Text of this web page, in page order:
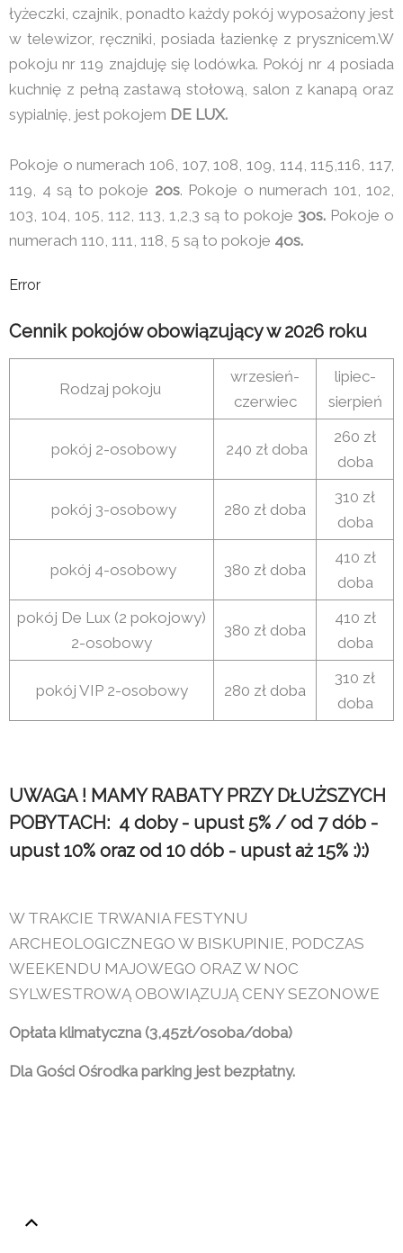
łyżeczki, czajnik, ponadto każdy pokój wyposażony jest
w telewizor, ręczniki, posiada łazienkę z prysznicem.W
pokoju nr 119 znajduję się lodówka. Pokój nr 4 posiada
kuchnię z pełną zastawą stołową, salon z kanapą oraz
sypialnię, jest pokojem DE LUX.
Pokoje o numerach 106, 107, 108, 109, 114, 115,116, 117,
119, 4 są to pokoje 2os. Pokoje o numerach 101, 102,
103, 104, 105, 112, 113, 1,2,3 są to pokoje 3os. Pokoje o
numerach 110, 111, 118, 5 są to pokoje 4os.
Error
Cennik pokojów obowiązujący w 2026 roku
Rodzaj pokoju
wrzesień-
czerwiec
lipiec-
sierpień
pokój 2-osobowy 240 zł doba
260 zł
doba
pokój 3-osobowy 280 zł doba
310 zł
doba
pokój 4-osobowy 380 zł doba
410 zł
doba
pokój De Lux (2 pokojowy)
2-osobowy
380 zł doba
410 zł
doba
pokój VIP 2-osobowy 280 zł doba
310 zł
doba
UWAGA ! MAMY RABATY PRZY DŁUŻSZYCH
POBYTACH: 4 doby - upust 5% / od 7 dób -
upust 10% oraz od 10 dób - upust aż 15% :):)
W TRAKCIE TRWANIA FESTYNU
ARCHEOLOGICZNEGO W BISKUPINIE, PODCZAS
WEEKENDU MAJOWEGO ORAZ W NOC
SYLWESTROWĄ OBOWIĄZUJĄ CENY SEZONOWE
Opłata klimatyczna (3,45zł/osoba/doba)
Dla Gości Ośrodka parking jest bezpłatny.